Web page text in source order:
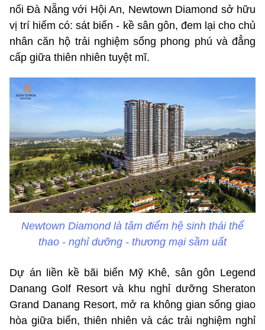
nối Đà Nẵng với Hội An, Newtown Diamond sở hữu
vị trí hiếm có: sát biển - kề sân gôn, đem lại cho chủ
nhân căn hộ trải nghiệm sống phong phú và đẳng
cấp giữa thiên nhiên tuyệt mĩ.
Newtown Diamond là tâm điểm hệ sinh thái thể
thao - nghỉ dưỡng - thương mại sầm uất
Dự án liền kề bãi biển Mỹ Khê, sân gôn Legend
Danang Golf Resort và khu nghỉ dưỡng Sheraton
Grand Danang Resort, mở ra không gian sống giao
hòa giữa biển, thiên nhiên và các trải nghiệm nghỉ